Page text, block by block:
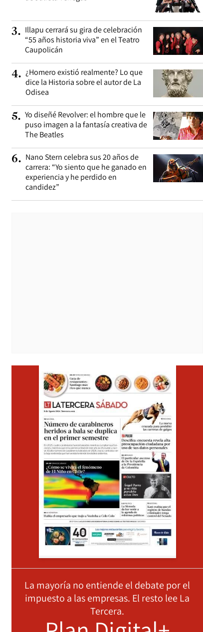
3. Illapu cerrará su gira de celebración
“55 años historia viva” en el Teatro
Caupolicán
4. ¿Homero existió realmente? Lo que
dice la Historia sobre el autor de La
Odisea
5. Yo diseñé Revolver: el hombre que le
puso imagen a la fantasía creativa de
The Beatles
6. Nano Stern celebra sus 20 años de
carrera: “Yo siento que he ganado en
experiencia y he perdido en
candidez”
La mayoría no entiende el debate por el
impuesto a las empresas. El resto lee La
Tercera.